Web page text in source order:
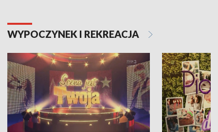
WYPOCZYNEK I REKREACJA